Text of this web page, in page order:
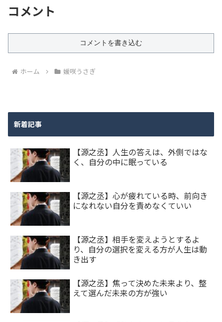
コメント
コメントを書き込む
ホーム 媛咲うさぎ
新着記事
【源之丞】人生の答えは、外側ではな
く、自分の中に眠っている
【源之丞】心が疲れている時、前向き
になれない自分を責めなくていい
【源之丞】相手を変えようとするよ
り、自分の選択を変える方が人生は動
き出す
【源之丞】焦って決めた未来より、整
えて選んだ未来の方が強い